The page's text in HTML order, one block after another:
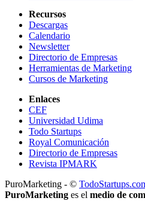
Recursos
Descargas
Calendario
Newsletter
Directorio de Empresas
Herramientas de Marketing
Cursos de Marketing
Enlaces
CEF
Universidad Udima
Todo Startups
Royal Comunicación
Directorio de Empresas
Revista IPMARK
PuroMarketing - ©
PuroMarketing es el medio de